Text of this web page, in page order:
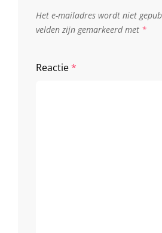
Het e-mailadres wordt niet
velden zijn gemarkeerd met *
Reactie*